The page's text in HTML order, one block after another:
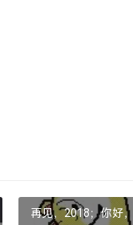
再见，2018；你好